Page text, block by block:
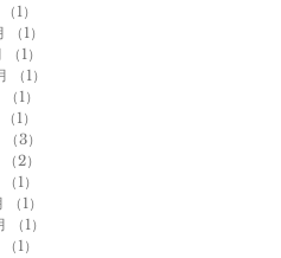
（1）
（1）
（1）
（1）
（1）
（1）
（3）
（2）
（1）
（1）
（1）
（1）